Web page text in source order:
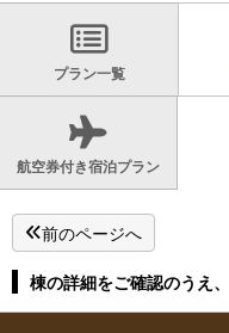
プラン一覧
航空券付き宿泊プラン
前のページへ
棟の詳細をご確認のうえ